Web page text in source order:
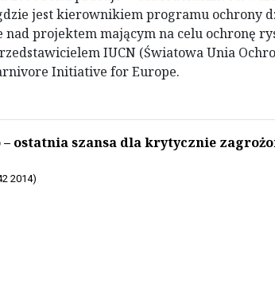
jest kierownikiem programu ochrony
nad projektem mającym na celu ochronę
IUCN (Światowa Unia
Initiative for Europe.
ostatnia szansa dla krytycznie
2014)